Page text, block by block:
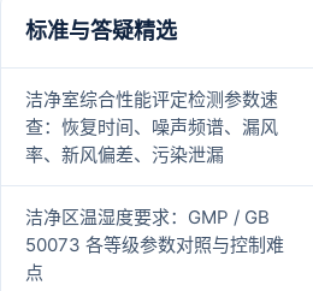
标准与答疑精选
洁净室综合性能评定检测参数速
查：恢复时间、噪声频谱、漏风
率、新风偏差、污染泄漏
洁净区温湿度要求：GMP / GB
50073 各等级参数对照与控制难
点